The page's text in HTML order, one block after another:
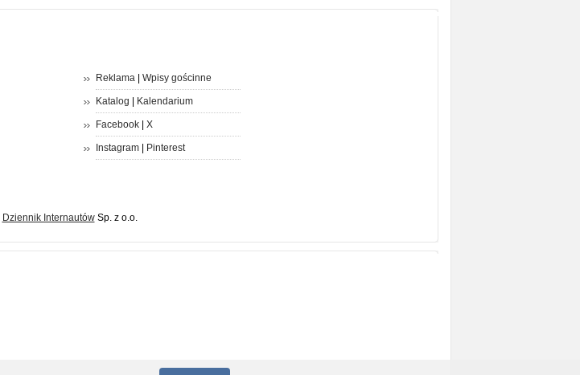
Reklama | Wpisy gościnne
Katalog | Kalendarium
Facebook| X
Instagram| Pinterest
Dziennik InternautówSp. z o.o.